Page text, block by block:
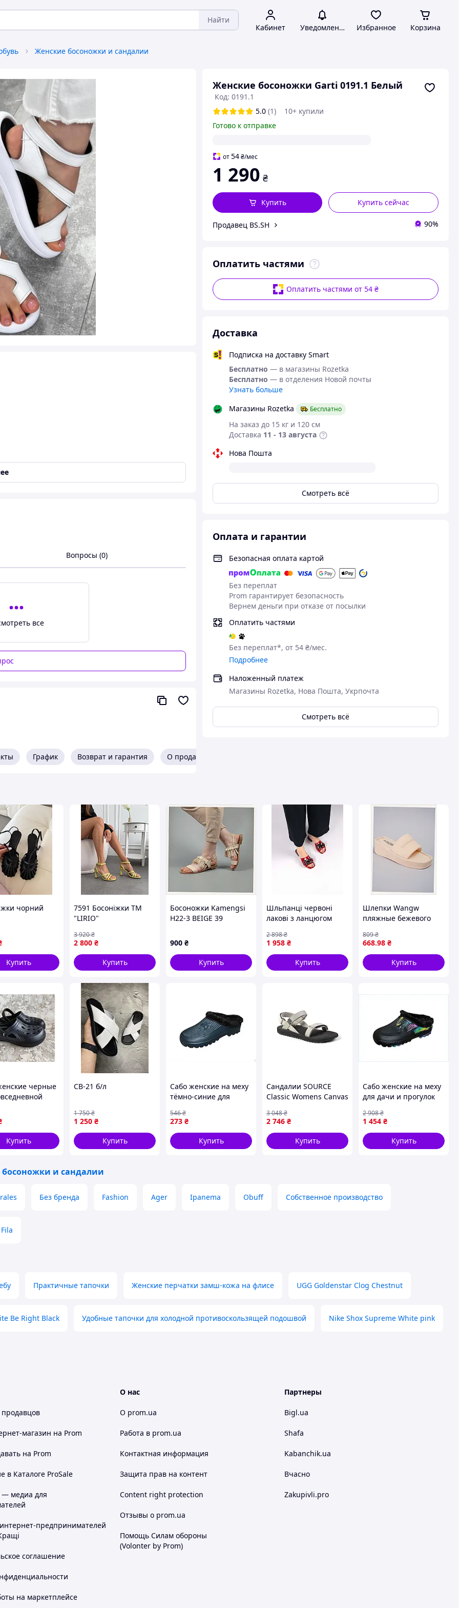
Найти
Кабинет Уведомления Избранное Корзина
Женские босоножки и сандалии
Женские босоножки Garti 0191.1 Белый
Код: 0191.1
5.0 (1)
10+ купили
Готово к отправке
от54 ₴/мес
1 290 ₴
Купить сейчас
Купить
Продавец BS.SH 90%
Оплатить частями
Оплатить частями от 54 ₴
Доставка
Подписка на доставку Smart
Бесплатно — в магазины Rozetka
Бесплатно — в отделения Новой почты
Узнать больше
Магазины Rozetka
Бесплатно
На заказ до 15 кг и 120 см
Доставка 11 - 13 августа
Нова Пошта
Смотреть всё
Оплата и гарантии
Безопасная оплата картой
Без переплат
Prom гарантирует безопасность
Вернем деньги при отказе от посылки
Оплатить частями
Без переплат*, от 54 ₴/мес.
Подробнее
Наложенный платеж
Магазины Rozetka, Нова Пошта, Укрпочта
Смотреть всё
современный и интересный дизайн.
Вопросы (0)
все
График Возврат и гарантия О продавце
чорний
Купить
7591 Босоніжки ТМ
"LIRIO"
2 800 ₴
3 920₴
Купить
Босоножки Kamengsi
H22-3 BEIGE 39
6543K9KA66
900 ₴
Купить
Шльпанці червоні
лакові з ланцюгом
1 958 ₴
2 898₴
Купить
Шлепки Wangw
пляжные бежевого
8H60894KT1
668.98 ₴
809₴
Купить
черные
и улицы 8
Купить
СВ-21 б/л
1 250 ₴
1 750₴
Купить
Сабо женские на меху
тёмно-синие для
обувь из ЭВА с
утеплителем
273 ₴
546₴
Купить
Сандалии SOURCE
Classic Womens Canvas
2 746 ₴
3 048₴
Купить
Сабо женские на меху
для дачи и прогулок
антискользящие
черные
1 454 ₴
2 908₴
Купить
и сандалии
Без бренда Fashion Ager Ipanema Obuff Собственное производство
Fila
Практичные тапочки Женские перчатки замш-кожа на флисе UGG Goldenstar Clog Chestnut
Be Right Black Удобные тапочки для холодной противоскользящей подошвой Nike Shox Supreme White pink
магазин на Prom
на Prom
в Каталоге ProSale
— медиа для
предпринимателей
соглашение
на маркетплейсе
О нас
О prom.ua
Работа в prom.ua
Контактная информация
Защита прав на контент
Content right protection
Отзывы о prom.ua
Помощь Силам обороны
(Volonter by Prom)
Партнеры
Bigl.ua
Shafa
Kabanchik.ua
Вчасно
Zakupivli.pro